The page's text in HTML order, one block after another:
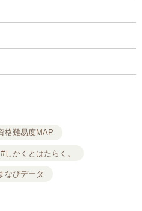
格難易度MAP
#しかくとはたらく。
なびデータ